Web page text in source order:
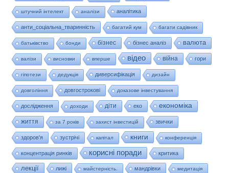
штучний інтелект аналізи аналітика
анти_соціальна_тваринність багатий кум багати садівник
батьківство бонди бізнес бізнес аналіз валюта
валізи висновки вперше відео війна гори
гіпотези дедукція диверсифікація дизайн
довгоління довгострокові доказове інвестування
дослідження доходи діти еко економіка
життя за 7 років захист інвестицій звички
здоров'я зустрічі капітал книги конференція
концентрація ринків корисні поради критика
лекції лижі майстерність. мандрівки медитація